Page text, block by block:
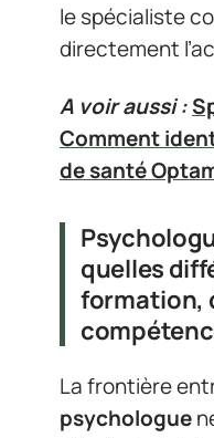
le spécialiste
directement
A voir aussi :
Comment
de santé
quelles
formation,
La frontière
psychologue